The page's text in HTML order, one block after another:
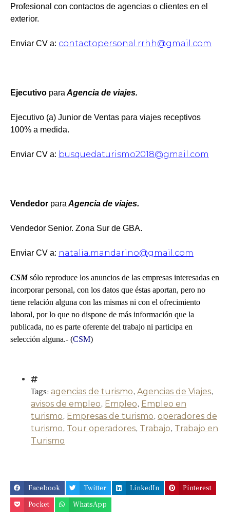
Profesional con contactos de agencias o clientes en el
exterior.
Enviar CV a: contactopersonal.rrhh@gmail.com
Ejecutivo para Agencia de viajes.
Ejecutivo (a) Junior de Ventas para viajes receptivos
100% a medida.
Enviar CV a: busquedaturismo2018@gmail.com
Vendedor para Agencia de viajes.
Vendedor Senior. Zona Sur de GBA.
Enviar CV a: natalia.mandarino@gmail.com
CSM sólo reproduce los anuncios de las empresas interesadas en
incorporar personal, con los datos que éstas aportan, pero no
tiene relación alguna con las mismas ni con el ofrecimiento
laboral, por lo que no dispone de más información que la
publicada, no es parte oferente del trabajo ni participa en
selección alguna.- (CSM)
Tags: agencias de turismo, Agencias de Viajes,
avisos de empleo, Empleo, Empleo en
turismo, Empresas de turismo, operadores de
turismo, Tour operadores, Trabajo, Trabajo en
Turismo
Facebook Twitter LinkedIn
Pinterest
Pocket
WhatsApp